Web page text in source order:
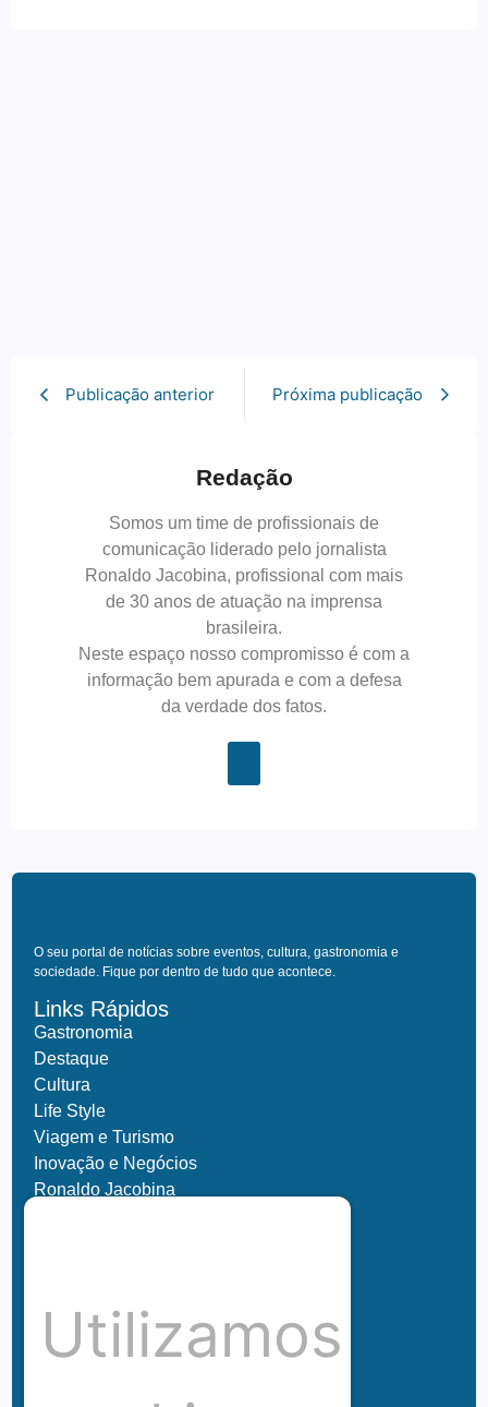
Publicação anterior Próxima publicação
Redação
Somos um time de profissionais de
comunicação liderado pelo jornalista
Ronaldo Jacobina, profissional com mais
de 30 anos de atuação na imprensa
brasileira.
Neste espaço nosso compromisso é com a
informação bem apurada e com a defesa
da verdade dos fatos.
O seu portal de notícias sobre eventos, cultura, gastronomia e
sociedade. Fique por dentro de tudo que acontece.
Links Rápidos
Gastronomia
Destaque
Cultura
Life Style
Viagem e Turismo
Inovação e Negócios
Ronaldo Jacobina
Hubnexxo
Tidelli
Redes
Utilizamos